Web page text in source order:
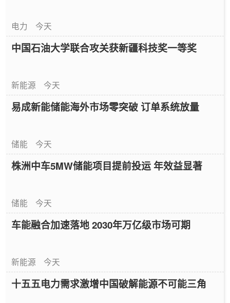
电力 今天
中国石油大学联合攻关获新疆科技奖一等奖
新能源 今天
易成新能储能海外市场零突破 订单系统放量
储能 今天
株洲中车5MW储能项目提前投运 年效益显著
储能 今天
车能融合加速落地 2030年万亿级市场可期
新能源 今天
十五五电力需求激增中国破解能源不可能三角